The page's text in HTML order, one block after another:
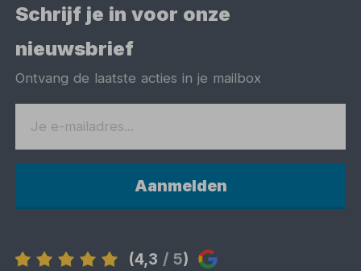
Schrijf je in voor onze
nieuwsbrief
Ontvang de laatste acties in je mailbox
Aanmelden
(4,3 / 5)